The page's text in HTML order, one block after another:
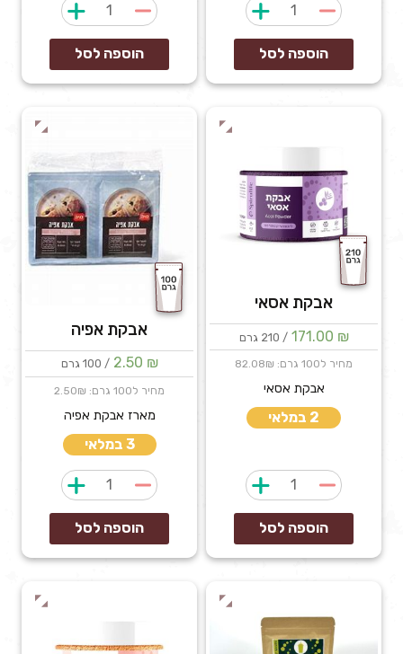
כמות
של
"מיני
בשמים"
הוספה לסל
כמות
של
אבנים
טובות
הוספה לסל
אבקת אסאי
171.00 ₪ / 210 גרם
מחיר ל100 גרם: 82.08₪
אבקת אסאי
2 במלאי
כמות
של
אבקת
אסאי
הוספה לסל
אבקת אפיה
2.50 ₪ / 100 גרם
מחיר ל100 גרם: 2.50₪
מארז אבקת אפיה
3 במלאי
כמות
של
אבקת
אפיה
הוספה לסל